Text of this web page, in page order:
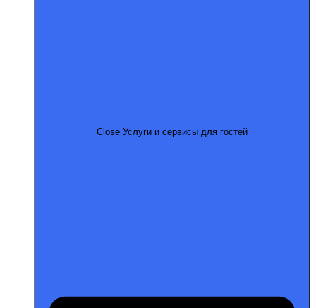
Close Услуги и сервисы для гостей